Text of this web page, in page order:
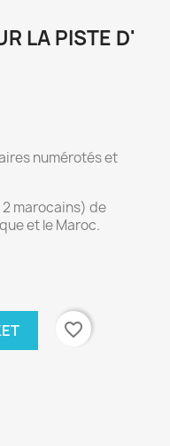
LA PISTE D'
numérotés et
marocains) de
et le Maroc.
favorite_border